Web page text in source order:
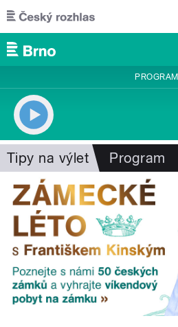
Přejít k hlavnímu obsahu
PROGRAM
Tipy na výlet Program